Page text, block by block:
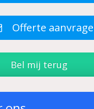
Offerte
Bel mij terug